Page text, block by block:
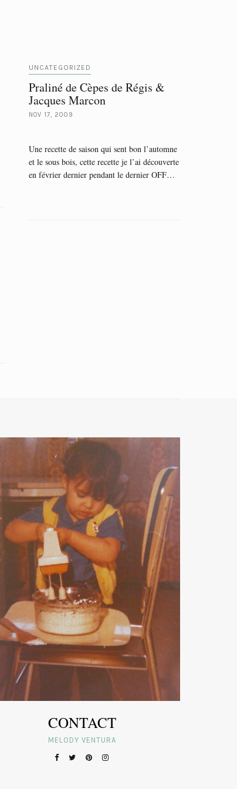
UNCATEGORIZED
Praliné de Cèpes de Régis &
Jacques Marcon
NOV 17, 2009
Une recette de saison qui sent bon l’automne
et le sous bois, cette recette je l’ai découverte
en février dernier pendant le dernier OFF…
CONTACT
MELODY VENTURA